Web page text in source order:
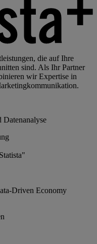
die auf Ihre
sind. Als Ihr Partner
wir Expertise in
Driven Economy